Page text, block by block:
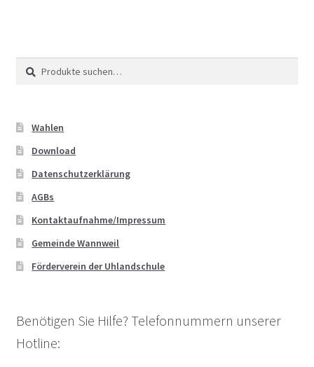
Suche
nach:
Suche
Wahlen
Download
Datenschutzerklärung
AGBs
Kontaktaufnahme/Impressum
Gemeinde Wannweil
Förderverein der Uhlandschule
Benötigen Sie Hilfe? Telefonnummern unserer
Hotline: